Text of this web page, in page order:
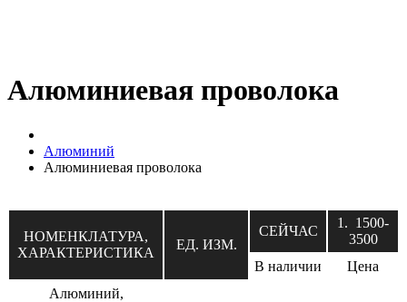
Алюминиевая проволока
Алюминий
Алюминиевая проволока
НОМЕНКЛАТУРА,
ХАРАКТЕРИСТИКА
ЕД. ИЗМ.
СЕЙЧАС
1. 1500-
3500
В наличии
Цена
Алюминий,